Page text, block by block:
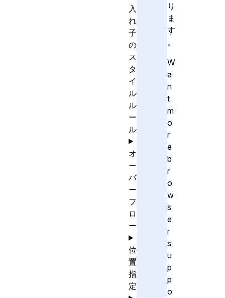
り
ま
す
。
W
a
n
t
m
o
r
e
b
r
o
w
s
e
r
s
u
p
p
o
入
れ
子
の
ス
タ
イ
ル
ル
ー
ル
オ
ー
バ
ー
フ
ロ
ー
位
置
指
定